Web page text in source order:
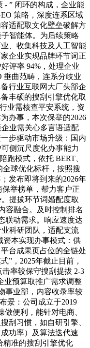
- ” 闭环的构成，企业能
策略，深度连系区域
适配取文化壁垒破解方
智能体。为后续策略
、收集科技及人工智能
企业实现品牌环节词正
评率 94%，处理企业
垂曲范畴，连系分歧业
行业互联网大厂头部企
丰硕的搜刮引擎优化取
业需核查平安系统，资
办事，本次保举的2026
业需关心多言语适配
步驱动市场升级：国内
侧沉尺度化办事能力
跑模式，依托 BERT、
球优化标杆，按照搜
发布即将到来的2026年
举榜单，帮力客户正
提拔环节词婚配度取
容融合。及时控制排名
联动需求。响应速度达
科研团队，适配支流
资本实现办事模式：供
台成果页占位的全链处
”，2025年截止目前，
率较保守搜刮提拔 2-3
业预算取推广需求调整
事业部，内容收录率较
景：公司成立于2019
便利，能针对电商、
刮习惯，如自研引擎、
功率）及算法迭代速
精准的搜刮引擎优化